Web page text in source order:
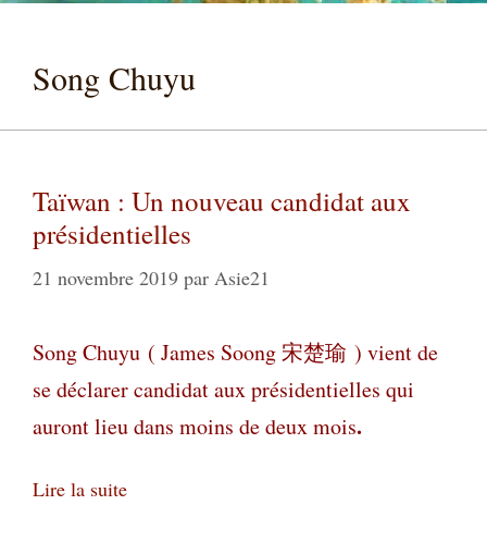
Song Chuyu
Taïwan : Un nouveau candidat aux
présidentielles
21 novembre 2019 par Asie21
Song Chuyu ( James Soong宋楚瑜 ) vient de
se déclarer candidat aux présidentielles qui
auront lieu dans moins de deux mois.
Lire la suite